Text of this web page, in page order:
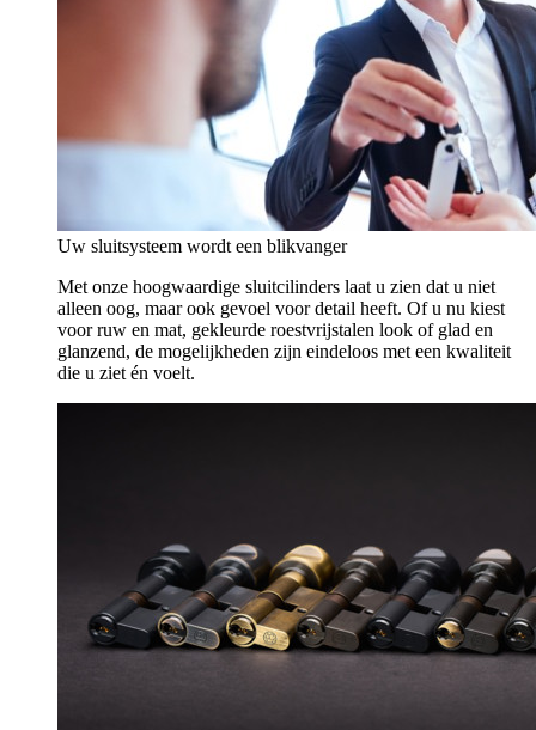
Uw sluitsysteem wordt een blikvanger
Met onze hoogwaardige sluitcilinders laat u zien dat u niet
alleen oog, maar ook gevoel voor detail heeft. Of u nu kiest
voor ruw en mat, gekleurde roestvrijstalen look of glad en
glanzend, de mogelijkheden zijn eindeloos met een kwaliteit
die u ziet én voelt.